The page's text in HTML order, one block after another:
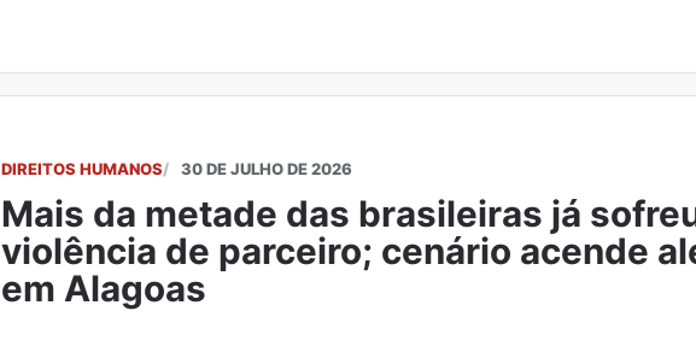
DIREITOS HUMANOS 30 DE JULHO DE 2026
Mais da metade das brasileiras já
violência de parceiro; cenário acende
em Alagoas